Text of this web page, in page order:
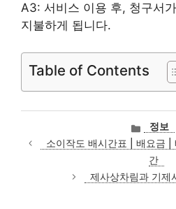
A3: 서비스 이용 후, 청구서
지불하게 됩니다.
Table of Contents
카
테
고
리
정보
소이작도 배시간표 | 배요금 |
간
제사상차림과 기제